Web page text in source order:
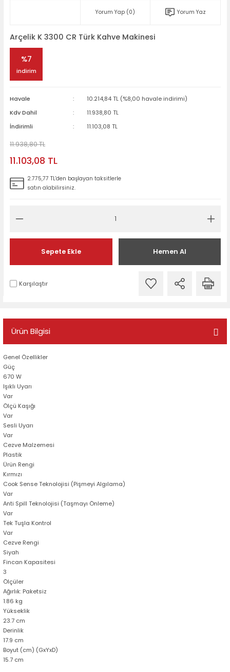
Yorum Yap (0) Yorum Yaz
Arçelik K 3300 CR Türk Kahve Makinesi
%7
indirim
Havale
10.214,84 TL (%8,00 havale indirimi)
Kdv Dahil
11.938,80 TL
İndirimli
11.103,08 TL
11.938,80 TL
11.103,08 TL
2.775,77 TL'den başlayan taksitlerle
satın alabilirsiniz.
Sepete Ekle Hemen Al
Karşılaştır
Ürün Bilgisi
Genel Özellikler
Güç
670 W
Işıklı Uyarı
Var
Ölçü Kaşığı
Var
Sesli Uyarı
Var
Cezve Malzemesi
Plastik
Ürün Rengi
Kırmızı
Cook Sense Teknolojisi (Pişmeyi Algılama)
Var
Anti Spill Teknolojisi (Taşmayı Önleme)
Var
Tek Tuşla Kontrol
Var
Cezve Rengi
Siyah
Fincan Kapasitesi
3
Ölçüler
Ağırlık: Paketsiz
1.86 kg
Yükseklik
23.7 cm
Derinlik
17.9 cm
Boyut (cm) (GxYxD)
15.7 cm